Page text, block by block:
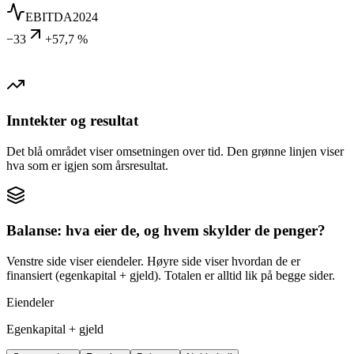
EBITDA2024
−33
+57,7 %
Inntekter og resultat
Det blå området viser omsetningen over tid. Den grønne linjen viser
hva som er igjen som årsresultat.
Balanse: hva eier de, og hvem skylder de penger?
Venstre side viser eiendeler. Høyre side viser hvordan de er
finansiert (egenkapital + gjeld). Totalen er alltid lik på begge sider.
Eiendeler
Egenkapital + gjeld